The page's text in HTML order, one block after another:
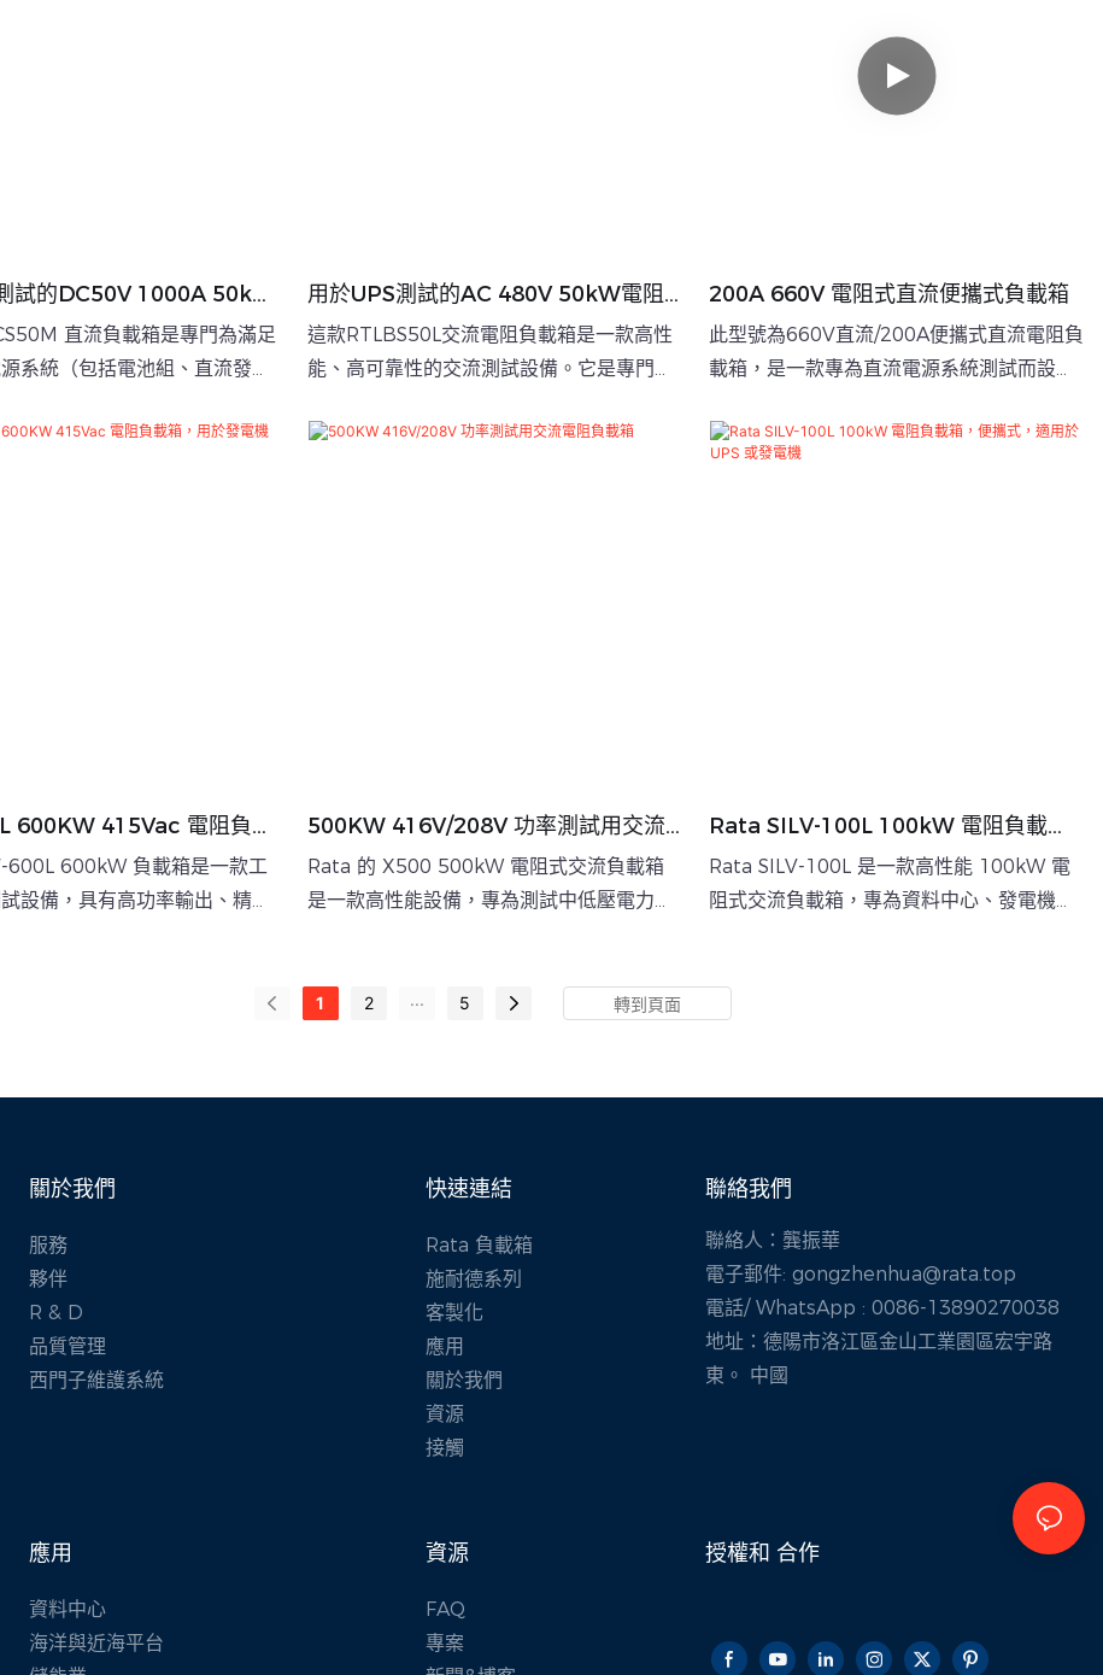
試的DC50V 1000A 50kW
直流負載箱是專門為滿足
系統（包括電池組、直流發電
和維護要求而開發的。
用於UPS測試的AC 480V 50kW電阻
負載箱
這款RTLBS50L交流電阻負載箱是一款高性
能、高可靠性的交流測試設備。它是專門為
UPS、逆變器、變壓器和其他設備）的性能
200A 660V 電阻式直流便攜式負載箱
此型號為660V直流/200A便攜式直流電阻負
載箱，是一款專為直流電源系統測試而設計
（BESS）、直流電源系統、光伏系統和直
600KW 415Vac 電阻負載
電機測試
600L 600kW 負載箱是一款工
設備，具有高功率輸出、精確
500KW 416V/208V 功率測試用交流
電阻負載箱
Rata 的 X500 500kW 電阻式交流負載箱
是一款高性能設備，專為測試中低壓電力系
形連接），並提供 1kW 的精細負載步進解
Rata SILV-100L 100kW 電阻負載
箱，便攜式，適用於 UPS 或發電機
Rata SILV-100L 是一款高性能 100kW 電
阻式交流負載箱，專為資料中心、發電機
1 2 ... 5
關於我們
服務
夥伴
R & D
品質管理
西門子維護系統
快速連結
Rata 負載箱
施耐德系列
客製化
應用
關於我們
資源
接觸
聯絡我們
聯絡人：龔振華
電子郵件: gongzhenhua@rata.top
電話/ WhatsApp : 0086-13890270038
地址：德陽市洛江區金山工業園區宏宇路
東。 中國
應用
資料中心
海洋與近海平台
資源
FAQ
專案
授權和 合作